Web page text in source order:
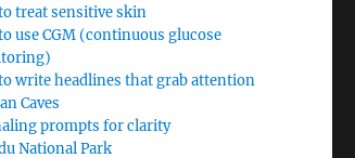
treat sensitive skin
use CGM (continuous glucose
write headlines that grab attention
Caves
prompts for clarity
National Park